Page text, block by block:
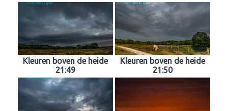
Kleuren boven de heide
21:49
Kleuren boven de heide
21:50